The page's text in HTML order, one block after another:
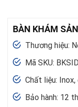
BÀN KHÁM
Thương hiệu:
Mã SKU:
Chất liệu:
Bảo hành: 12